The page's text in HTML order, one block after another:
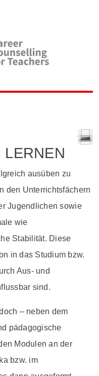
LERNEN
ausüben zu
den Unterrichtsfächern
Jugendlichen sowie
wie
Stabilität. Diese
in das Studium bzw.
Aus- und
sind.
– neben dem
pädagogische
Modulen an der
bzw. im